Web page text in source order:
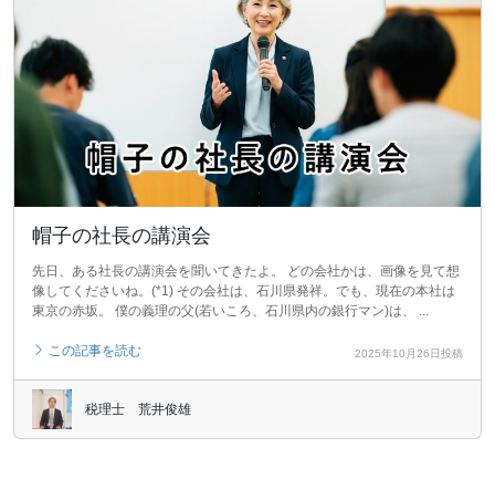
帽子の社長の講演会
先日、ある社長の講演会を聞いてきたよ。 どの会社かは、画像を見て想
像してくださいね。(*1) その会社は、石川県発祥。でも、現在の本社は
東京の赤坂。 僕の義理の父(若いころ、石川県内の銀行マン)は、 ...
この記事を読む 2025年10月26日投稿
税理士 荒井俊雄